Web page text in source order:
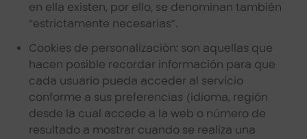
en ella existen, por ello, se denominan también
“estrictamente necesarias”.
Cookies de personalización: son aquellas que
hacen posible recordar información para que
cada usuario pueda acceder al servicio
conforme a sus preferencias (idioma, región
desde la cual accede a la web o número de
resultado a mostrar cuando se realiza una